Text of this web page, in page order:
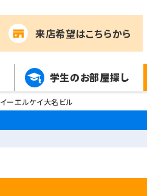
来店希望はこちらから
学生のお部屋探し
イーエルケイ大名ビル